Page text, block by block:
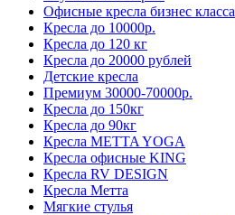
Офисные кресла бизнес класса
Кресла до 10000р.
Кресла до 120 кг
Кресла до 20000 рублей
Детские кресла
Премиум 30000-70000р.
Кресла до 150кг
Кресла до 90кг
Кресла METTA YOGA
Кресла офисные KING
Кресла RV DESIGN
Кресла Метта
Мягкие стулья